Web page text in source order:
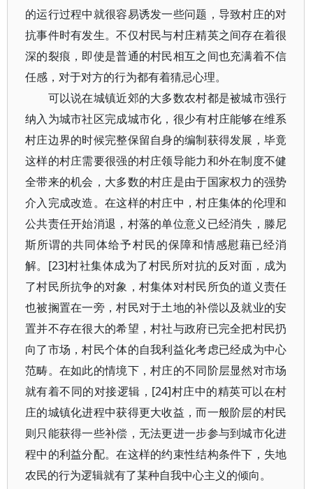
的运行过程中就很容易诱发一些问题，导致村庄的对
抗事件时有发生。不仅村民与村庄精英之间存在着很
深的裂痕，即使是普通的村民相互之间也充满着不信
任感，对于对方的行为都有着猜忌心理。
可以说在城镇近郊的大多数农村都是被城市强行
纳入为城市社区完成城市化，很少有村庄能够在维系
村庄边界的时候完整保留自身的编制获得发展，毕竟
这样的村庄需要很强的村庄领导能力和外在制度不健
全带来的机会，大多数的村庄是由于国家权力的强势
介入完成改造。在这样的村庄中，村庄集体的伦理和
公共责任开始消退，村落的单位意义已经消失，滕尼
斯所谓的共同体给予村民的保障和情感慰藉已经消
解。[23]村社集体成为了村民所对抗的反对面，成为
了村民所抗争的对象，村集体对村民所负的道义责任
也被搁置在一旁，村民对于土地的补偿以及就业的安
置并不存在很大的希望，村社与政府已完全把村民扔
向了市场，村民个体的自我利益化考虑已经成为中心
范畴。在如此的情境下，村庄的不同阶层显然对市场
就有着不同的对接逻辑，[24]村庄中的精英可以在村
庄的城镇化进程中获得更大收益，而一般阶层的村民
则只能获得一些补偿，无法更进一步参与到城市化进
程中的利益分配。在这样的约束性结构条件下，失地
农民的行为逻辑就有了某种自我中心主义的倾向。